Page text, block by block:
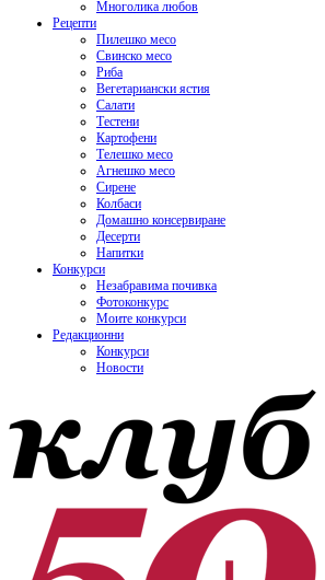
Многолика любов
Рецепти
Пилешко месо
Свинско месо
Риба
Вегетариански ястия
Салати
Тестени
Картофени
Телешко месо
Агнешко месо
Сирене
Колбаси
Домашно консервиране
Десерти
Напитки
Конкурси
Незабравима почивка
Фотоконкурс
Моите конкурси
Редакционни
Конкурси
Новости